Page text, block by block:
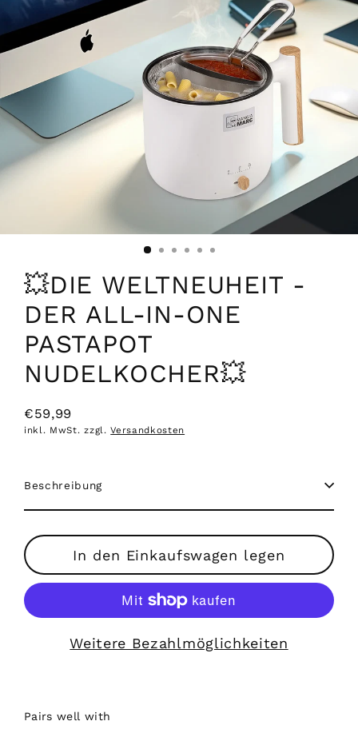
💥DIE WELTNEUHEIT -
DER ALL-IN-ONE
PASTAPOT
NUDELKOCHER💥
Normaler
Preis
€59,99
inkl. MwSt. zzgl.Versandkosten
Beschreibung
In den Einkaufswagen legen
Weitere Bezahlmöglichkeiten
Pairs well with